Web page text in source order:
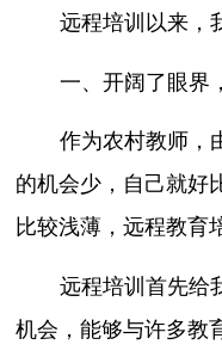
远程培训以来，
一、开阔了眼界
作为农村教师，
的机会少，自己就好
比较浅薄，远程教育
远程培训首先给
机会，能够与许多教